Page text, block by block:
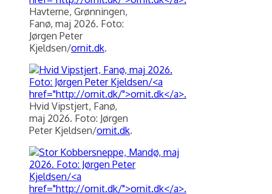
Havterne, Grønningen,
Fanø, maj 2026. Foto:
Jørgen Peter
Kjeldsen/ornit.dk.
Hvid Vipstjert, Fanø,
maj 2026. Foto: Jørgen
Peter Kjeldsen/ornit.dk.